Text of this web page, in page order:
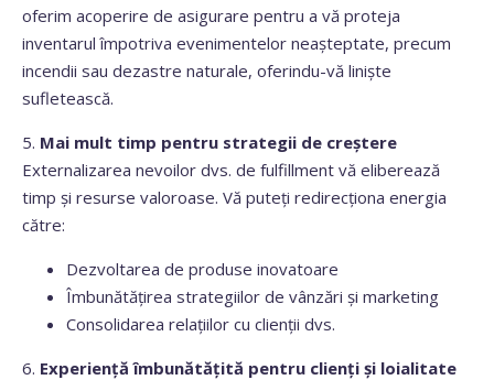
oferim acoperire de asigurare pentru a vă proteja
inventarul împotriva evenimentelor neașteptate, precum
incendii sau dezastre naturale, oferindu-vă liniște
sufletească.
5. Mai mult timp pentru strategii de creștere
Externalizarea nevoilor dvs. de fulfillment vă eliberează
timp și resurse valoroase. Vă puteți redirecționa energia
către:
Dezvoltarea de produse inovatoare
Îmbunătățirea strategiilor de vânzări și marketing
Consolidarea relațiilor cu clienții dvs.
6. Experiență îmbunătățită pentru clienți și loialitate